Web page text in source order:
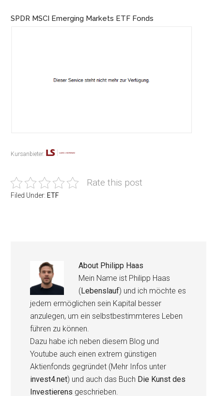
SPDR MSCI Emerging Markets ETF Fonds
Kursanbieter:
Rate this post
Filed Under: ETF
About Philipp Haas
Mein Name ist Philipp Haas
(Lebenslauf) und ich möchte es
jedem ermöglichen sein Kapital besser
anzulegen, um ein selbstbestimmteres Leben
führen zu können.
Dazu habe ich neben diesem Blog und
Youtube auch einen extrem günstigen
Aktienfonds gegründet (Mehr Infos unter
invest4.net) und auch das Buch Die Kunst des
Investierens geschrieben.